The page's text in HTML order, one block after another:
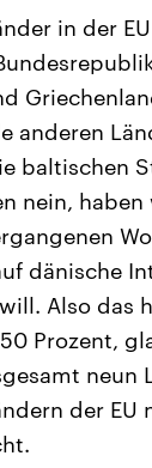
in der
anderen
baltischen
nein,
dänische
Also das
Prozent,
neun
der